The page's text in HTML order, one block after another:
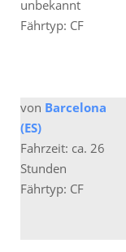
unbekannt
Fährtyp: CF
von Barcelona
(ES)
Fahrzeit: ca. 26
Stunden
Fährtyp: CF